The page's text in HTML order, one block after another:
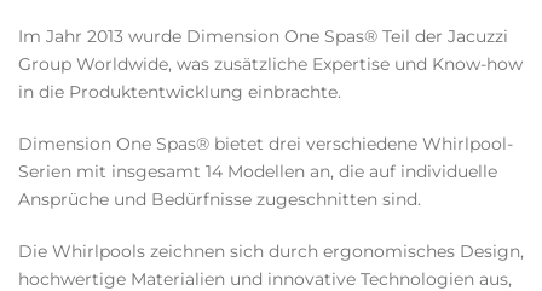
Im Jahr 2013 wurde Dimension One Spas® Teil der Jacuzzi
Group Worldwide, was zusätzliche Expertise und Know-how
in die Produktentwicklung einbrachte.
Dimension One Spas® bietet drei verschiedene Whirlpool-
Serien mit insgesamt 14 Modellen an, die auf individuelle
Ansprüche und Bedürfnisse zugeschnitten sind.
Die Whirlpools zeichnen sich durch ergonomisches Design,
hochwertige Materialien und innovative Technologien aus,